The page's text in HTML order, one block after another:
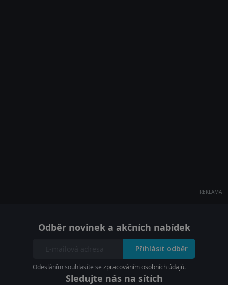
REKLAMA
Odběr novinek a akčních nabídek
Přihlásit odběr
Odesláním souhlasíte se zpracováním osobních údajů.
Sledujte nás na sítích